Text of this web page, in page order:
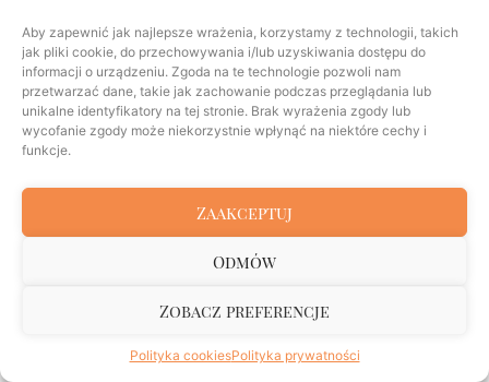
Aby zapewnić jak najlepsze wrażenia, korzystamy z technologii, takich
jak pliki cookie, do przechowywania i/lub uzyskiwania dostępu do
informacji o urządzeniu. Zgoda na te technologie pozwoli nam
przetwarzać dane, takie jak zachowanie podczas przeglądania lub
unikalne identyfikatory na tej stronie. Brak wyrażenia zgody lub
wycofanie zgody może niekorzystnie wpłynąć na niektóre cechy i
funkcje.
Zaakceptuj
Odmów
Zobacz preferencje
Polityka cookiesPolityka prywatności
Polityka prywatności
Polityka cookies
Klauzula RODO dla darczyńców
© Copyright 2006-2026 PZHKA. Wszelkie prawa
zastrzeżone.
Stworzone z przez